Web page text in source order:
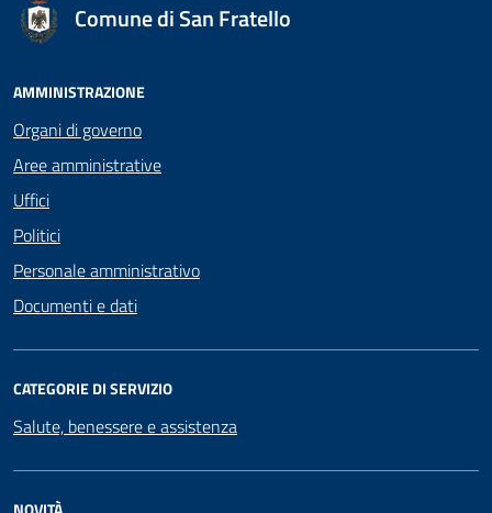
Comune di San Fratello
AMMINISTRAZIONE
Organi di governo
Aree amministrative
Uffici
Politici
Personale amministrativo
Documenti e dati
CATEGORIE DI SERVIZIO
Salute, benessere e assistenza